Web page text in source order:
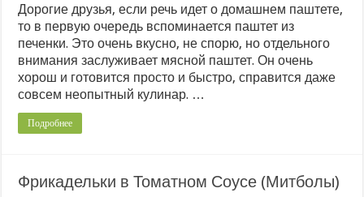
Дорогие друзья, если речь идет о домашнем паштете,
то в первую очередь вспоминается паштет из
печенки. Это очень вкусно, не спорю, но отдельного
внимания заслуживает мясной паштет. Он очень
хорош и готовится просто и быстро, справится даже
совсем неопытный кулинар. …
Подробнее
Фрикадельки в Томатном Соусе (Митболы)